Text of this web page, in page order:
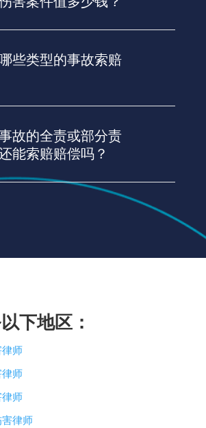
些类型的事故索赔
故的全责或部分责
能索赔赔偿吗？
下地区：
师
师
师
律师